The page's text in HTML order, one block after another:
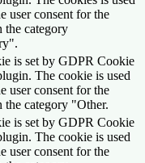
user consent for the
the category
is set by GDPR Cookie
The cookie is used
user consent for the
the category "Other.
is set by GDPR Cookie
The cookie is used
user consent for the